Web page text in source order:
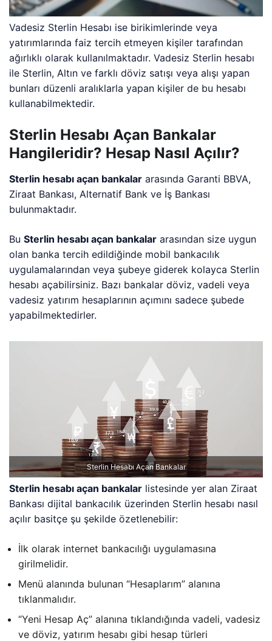
Vadesiz Sterlin Hesabı ise birikimlerinde veya
yatırımlarında faiz tercih etmeyen kişiler tarafından
ağırlıklı olarak kullanılmaktadır. Vadesiz Sterlin hesabı
ile Sterlin, Altın ve farklı döviz satışı veya alışı yapan
bunları düzenli aralıklarla yapan kişiler de bu hesabı
kullanabilmektedir.
Sterlin Hesabı Açan Bankalar
Hangileridir? Hesap Nasıl Açılır?
Sterlin hesabı açan bankalar arasında Garanti BBVA,
Ziraat Bankası, Alternatif Bank ve İş Bankası
bulunmaktadır.
BuSterlin hesabı açan bankalar arasından size uygun
olan banka tercih edildiğinde mobil bankacılık
uygulamalarından veya şubeye giderek kolayca Sterlin
hesabı açabilirsiniz. Bazı bankalar döviz, vadeli veya
vadesiz yatırım hesaplarının açımını sadece şubede
yapabilmektedirler.
Sterlin Hesabı Açan Bankalar
Sterlin hesabı açan bankalar listesinde yer alan Ziraat
Bankası dijital bankacılık üzerinden Sterlin hesabı nasıl
açılır basitçe şu şekilde özetlenebilir:
İlk olarak internet bankacılığı uygulamasına
girilmelidir.
Menü alanında bulunan “Hesaplarım” alanına
tıklanmalıdır.
“Yeni Hesap Aç” alanına tıklandığında vadeli, vadesiz
ve döviz, yatırım hesabı gibi hesap türleri